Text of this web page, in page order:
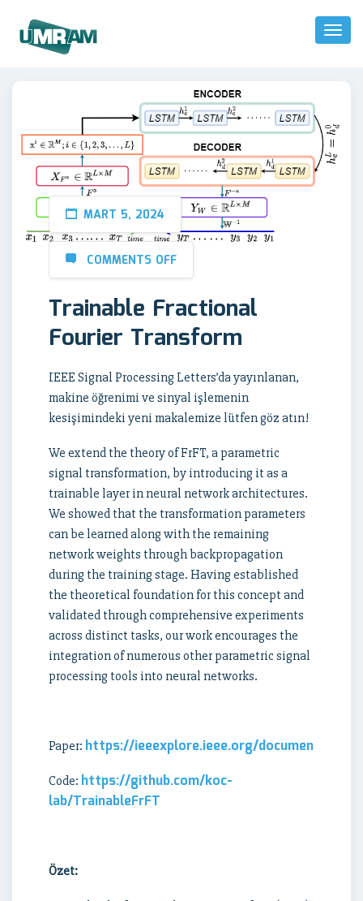
Toggle
MART 5, 2024
COMMENTS OFF
Trainable Fractional
Fourier Transform
IEEE Signal Processing Letters’da yayınlanan,
makine öğrenimi ve sinyal işlemenin
kesişimindeki yeni makalemize lütfen göz atın!
We extend the theory of FrFT, a parametric
signal transformation, by introducing it as a
trainable layer in neural network architectures.
We showed that the transformation parameters
can be learned along with the remaining
network weights through backpropagation
during the training stage. Having established
the theoretical foundation for this concept and
validated through comprehensive experiments
across distinct tasks, our work encourages the
integration of numerous other parametric signal
processing tools into neural networks.
Paper: https://ieeexplore.ieee.org/document/
Code: https://github.com/koc-
lab/TrainableFrFT
Özet: